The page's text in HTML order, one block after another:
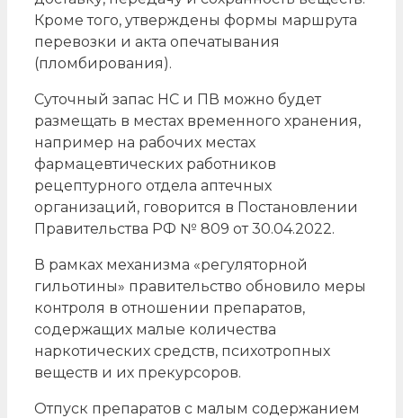
Кроме того, утверждены формы маршрута
перевозки и акта опечатывания
(пломбирования).
Суточный запас НС и ПВ можно будет
размещать в местах временного хранения,
например на рабочих местах
фармацевтических работников
рецептурного отдела аптечных
организаций, говорится в Постановлении
Правительства РФ № 809 от 30.04.2022.
В рамках механизма «регуляторной
гильотины» правительство обновило меры
контроля в отношении препаратов,
содержащих малые количества
наркотических средств, психотропных
веществ и их прекурсоров.
Отпуск препаратов с малым содержанием